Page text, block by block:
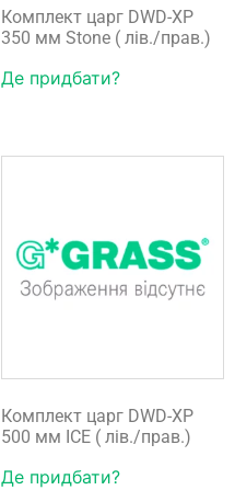
Комплект царг DWD-XP
350 мм Stone ( лів./прав.)
Де придбати?
Комплект царг DWD-XP
500 мм ICE ( лів./прав.)
Де придбати?